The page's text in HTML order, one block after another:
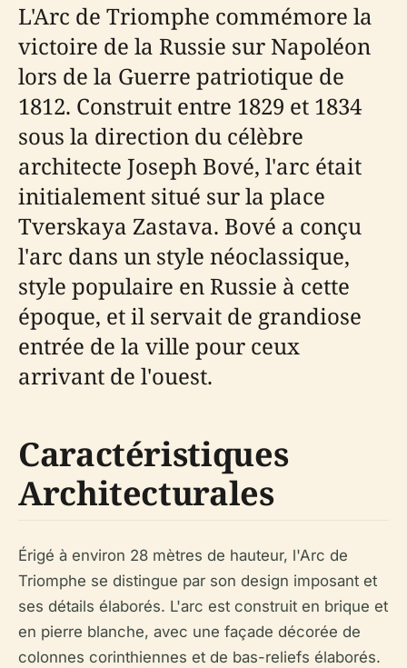
L'Arc de Triomphe commémore la
victoire de la Russie sur Napoléon
lors de la Guerre patriotique de
1812. Construit entre 1829 et 1834
sous la direction du célèbre
architecte Joseph Bové, l'arc était
initialement situé sur la place
Tverskaya Zastava. Bové a conçu
l'arc dans un style néoclassique,
style populaire en Russie à cette
époque, et il servait de grandiose
entrée de la ville pour ceux
arrivant de l'ouest.
Caractéristiques
Architecturales
Érigé à environ 28 mètres de hauteur, l'Arc de
Triomphe se distingue par son design imposant et
ses détails élaborés. L'arc est construit en brique et
en pierre blanche, avec une façade décorée de
colonnes corinthiennes et de bas-reliefs élaborés.